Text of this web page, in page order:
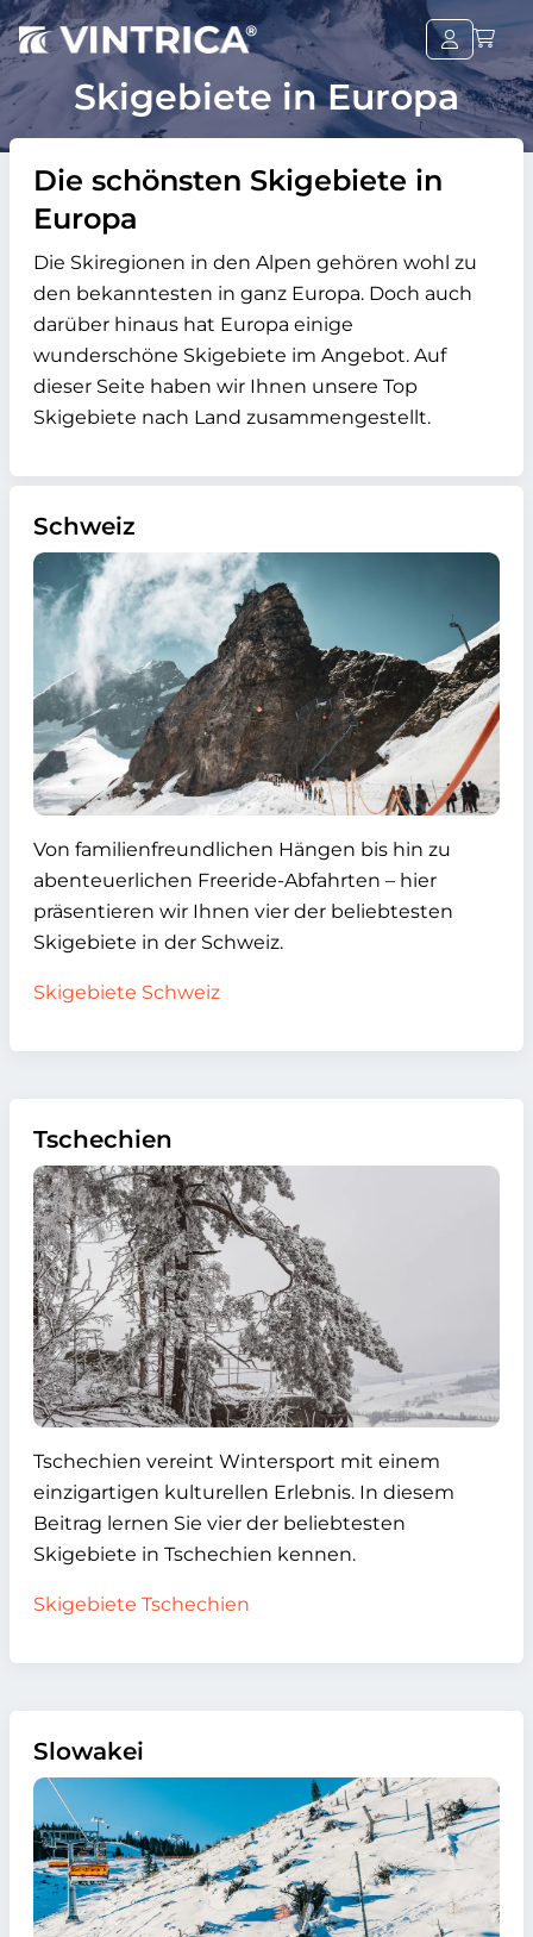
Skigebiete in Europa
Die schönsten Skigebiete in
Europa
Die Skiregionen in den Alpen gehören wohl zu
den bekanntesten in ganz Europa. Doch auch
darüber hinaus hat Europa einige
wunderschöne Skigebiete im Angebot. Auf
dieser Seite haben wir Ihnen unsere Top
Skigebiete nach Land zusammengestellt.
Schweiz
Von familienfreundlichen Hängen bis hin zu
abenteuerlichen Freeride-Abfahrten – hier
präsentieren wir Ihnen vier der beliebtesten
Skigebiete in der Schweiz.
Skigebiete Schweiz
Tschechien
Tschechien vereint Wintersport mit einem
einzigartigen kulturellen Erlebnis. In diesem
Beitrag lernen Sie vier der beliebtesten
Skigebiete in Tschechien kennen.
Skigebiete Tschechien
Slowakei